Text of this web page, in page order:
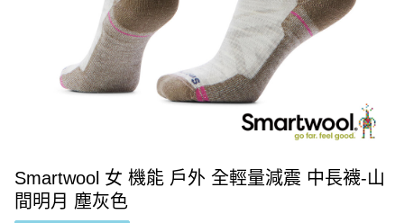
Smartwool 女 機能 戶外 全輕量減震 中長襪-山
間明月 塵灰色